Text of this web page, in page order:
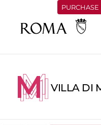
PURCHASE
VILLA DI